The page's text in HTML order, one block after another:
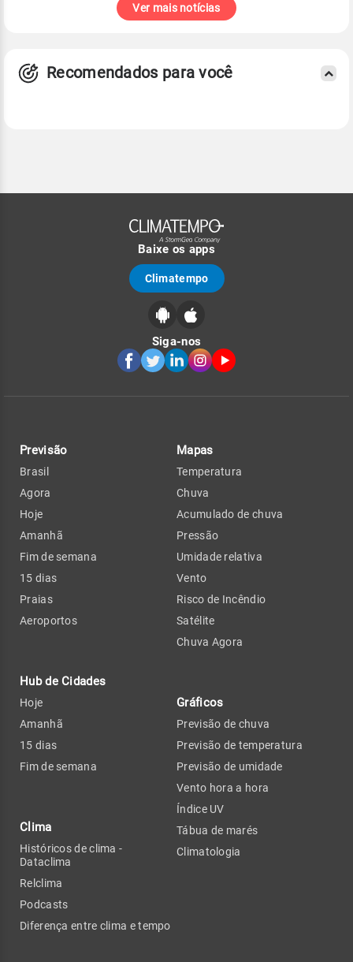
Ver mais notícias
Recomendados para você
Baixe os apps
Climatempo
Siga-nos
Previsão
Brasil
Agora
Hoje
Amanhã
Fim de semana
15 dias
Praias
Aeroportos
Hub de Cidades
Hoje
Amanhã
15 dias
Fim de semana
Clima
Históricos de clima -
Dataclima
Relclima
Podcasts
Diferença entre clima e tempo
Mapas
Temperatura
Chuva
Acumulado de chuva
Pressão
Umidade relativa
Vento
Risco de Incêndio
Satélite
Chuva Agora
Gráficos
Previsão de chuva
Previsão de temperatura
Previsão de umidade
Vento hora a hora
Índice UV
Tábua de marés
Climatologia